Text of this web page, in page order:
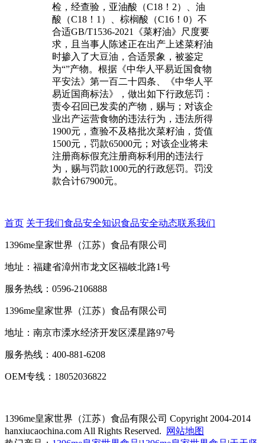
检，经查验，亚油酸（C18！2）、油
酸（C18！1）、棕榈酸（C16！0）不
合适GB/T1536-2021《菜籽油》尺度要
求，且当事人陈述正在出产上述菜籽油
时掺入了大豆油，合适景象，被鉴定
为“”产物。根据《中华人平易近国食物
平安法》第一百二十四条、《中华人平
易近国商标法》，做出如下行政惩罚：
责令召回已发卖的产物，赐与；对该企
业出产运营食物的违法行为，违法所得
1900元，查验不及格批次菜籽油，货值
1500元，罚款65000元；对该企业将未
注册商标假充注册商标利用的违法行
为，赐与罚款1000元的行政惩罚。罚没
款合计67900元。
首页 关于我们食品安全知识食品安全动态联系我们
1396me皇家世界（江苏）食品有限公司
地址：福建省漳州市龙文区福岐北路1号
服务热线：0596-2106888
1396me皇家世界（江苏）食品有限公司
地址：南京市溧水经济开发区溧星路97号
服务热线：400-881-6208
OEM专线：18052036822
1396me皇家世界（江苏）食品有限公司 Copyright 2004-2014
hanxiucaochina.com All Rights Reserved.
网站地图